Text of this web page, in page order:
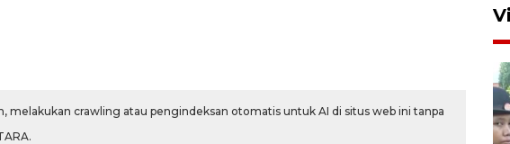
melakukan crawling atau pengindeksan otomatis untuk AI di situs web ini tanpa